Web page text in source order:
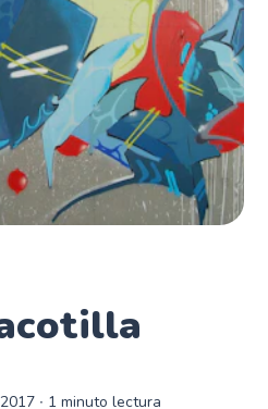
∙ 1 minuto lectura